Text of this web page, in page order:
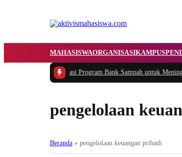
MAHASISWAORGANISASIKAMPUS
dan Implementasi Program Bank Sampah untuk
pengelolaan
Beranda » pengelolaan keuangan pribadi